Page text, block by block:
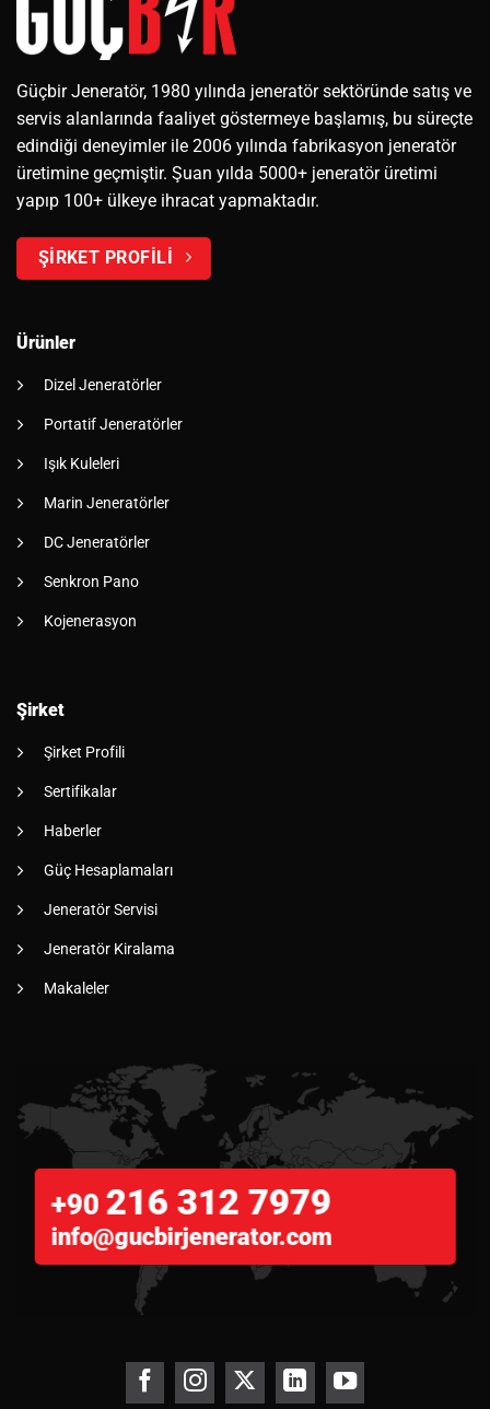
Güçbir Jeneratör, 1980 yılında jeneratör sektöründe satış ve
servis alanlarında faaliyet göstermeye başlamış, bu süreçte
edindiği deneyimler ile 2006 yılında fabrikasyon jeneratör
üretimine geçmiştir. Şuan yılda 5000+ jeneratör üretimi
yapıp 100+ ülkeye ihracat yapmaktadır.
ŞİRKET PROFİLİ
Ürünler
Dizel Jeneratörler
Portatif Jeneratörler
Işık Kuleleri
Marin Jeneratörler
DC Jeneratörler
Senkron Pano
Kojenerasyon
Şirket
Şirket Profili
Sertifikalar
Haberler
Güç Hesaplamaları
Jeneratör Servisi
Jeneratör Kiralama
Makaleler
+90 216 312 7979
info@gucbirjenerator.com